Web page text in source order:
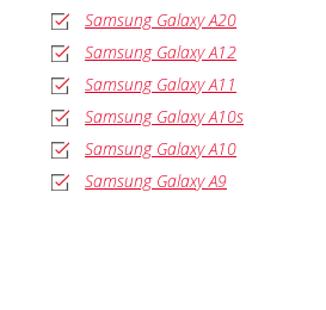
Samsung Galaxy A20
Samsung Galaxy A12
Samsung Galaxy A11
Samsung Galaxy A10s
Samsung Galaxy A10
Samsung Galaxy A9